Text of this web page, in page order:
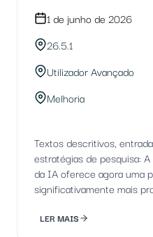
1 de junho de 2026
26.5.1
Utilizador Avançado
Melhoria
Textos descritivos,
estratégias de pesquisa:
da IA oferece agora uma
significativamente mais
LER MAIS